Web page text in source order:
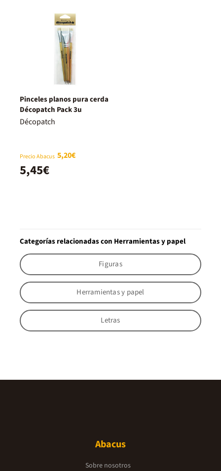
Pinceles planos pura cerda
Décopatch Pack 3u
Décopatch
Precio Abacus 5,20€
5,45€
Categorías relacionadas con Herramientas y papel
Figuras
Herramientas y papel
Letras
Abacus
Sobre nosotros